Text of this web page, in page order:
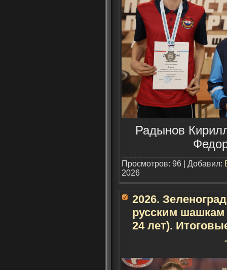
Радынов
Просмотров: 96 | Добавил:
2026
2026.
русским шашкам
24 лет).